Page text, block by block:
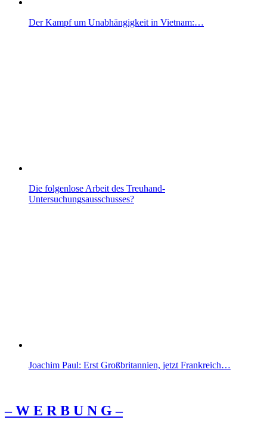
Der Kampf um Unabhängigkeit in Vietnam:…
Die folgenlose Arbeit des Treuhand-
Untersuchungsausschusses?
Joachim Paul: Erst Großbritannien, jetzt Frankreich…
– W Ε R Β U Ν G –